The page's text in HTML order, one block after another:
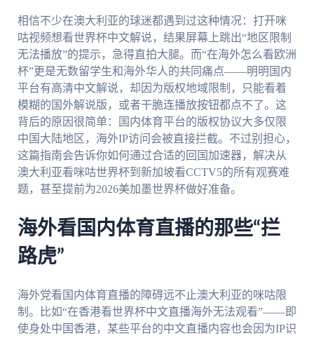
相信不少在澳大利亚的球迷都遇到过这种情况：打开咪
咕视频想看世界杯中文解说，结果屏幕上跳出“地区限制
无法播放”的提示，急得直拍大腿。而“在海外怎么看欧洲
杯”更是无数留学生和海外华人的共同痛点——明明国内
平台有高清中文解说，却因为版权地域限制，只能看着
模糊的国外解说版，或者干脆连播放按钮都点不了。这
背后的原因很简单：国内体育平台的版权协议大多仅限
中国大陆地区，海外IP访问会被直接拦截。不过别担心，
这篇指南会告诉你如何通过合适的回国加速器，解决从
澳大利亚看咪咕世界杯到新加坡看CCTV5的所有观赛难
题，甚至提前为2026美加墨世界杯做好准备。
海外看国内体育直播的那些“拦
路虎”
海外党看国内体育直播的障碍远不止澳大利亚的咪咕限
制。比如“在香港看世界杯中文直播海外无法观看”——即
使身处中国香港，某些平台的中文直播内容也会因为IP识